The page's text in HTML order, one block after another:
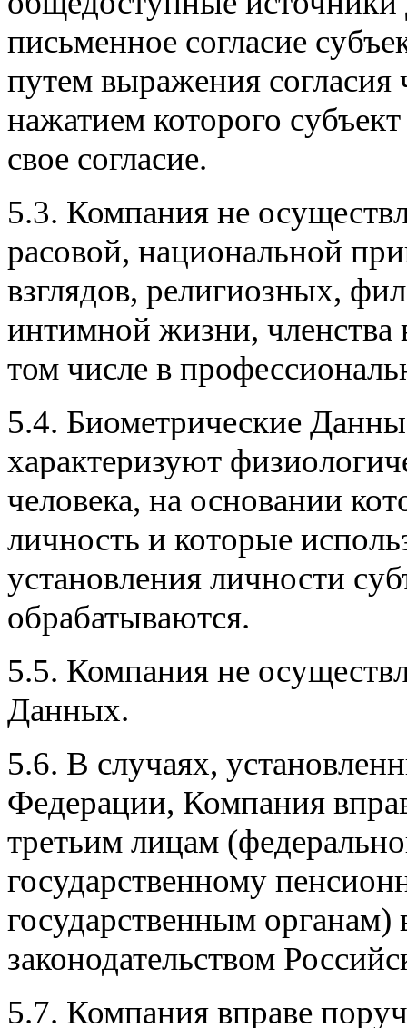
письменное согласие
путем выражения согласия
нажатием которого
свое согласие.
5.3. Компания не
расовой, национальной
взглядов, религиозных,
интимной жизни,
том числе в
5.4. Биометрические
характеризуют
человека, на основании
личность и которые
установления личности
обрабатываются.
5.5. Компания не
Данных.
5.6. В случаях,
Федерации, Компания
третьим лицам
государственному
государственным
законодательством
5.7. Компания вправе